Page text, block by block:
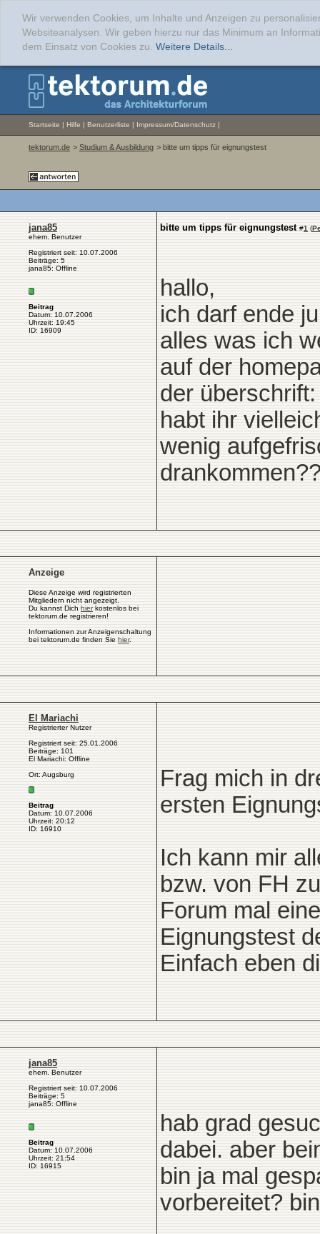
Wir verwenden Cookies, um Inhalte und Anzeigen zu
Websiteanalysen. Wir geben hierzu nur das Minimum an
dem Einsatz von Cookies zu. Weitere Details...
Startseite | Hilfe | Benutzerliste | Impressum/Datenschutz |
tektorum.de > Studium & Ausbildung > bitte um tipps für eignungstest
jana85
ehem. Benutzer
Registriert seit: 10.07.2006
Beiträge: 5
jana85: Offline
Beitrag
Datum: 10.07.2006
Uhrzeit: 19:45
ID: 16909
bitte um tipps für eignungstest #1 (
hallo,
ich darf ende
alles was ich
auf der
der
habt ihr
wenig
Anzeige
Diese Anzeige wird registrierten
Mitgliedern nicht angezeigt.
Du kannst Dich hierkostenlos bei
tektorum.de registrieren!
Informationen zur Anzeigenschaltung
bei tektorum.de finden Sie hier.
El Mariachi
Registrierter Nutzer
Registriert seit: 25.01.2006
Beiträge: 101
El Mariachi: Offline
Ort: Augsburg
Beitrag
Datum: 10.07.2006
Uhrzeit: 20:12
ID: 16910
Frag mich in
ersten
Ich kann mir
bzw. von FH
Forum mal
Eignungstest
Einfach eben
jana85
ehem. Benutzer
Registriert seit: 10.07.2006
Beiträge: 5
jana85: Offline
Beitrag
Datum: 10.07.2006
Uhrzeit: 21:54
ID: 16915
hab grad
dabei. aber
bin ja mal
vorbereitet?